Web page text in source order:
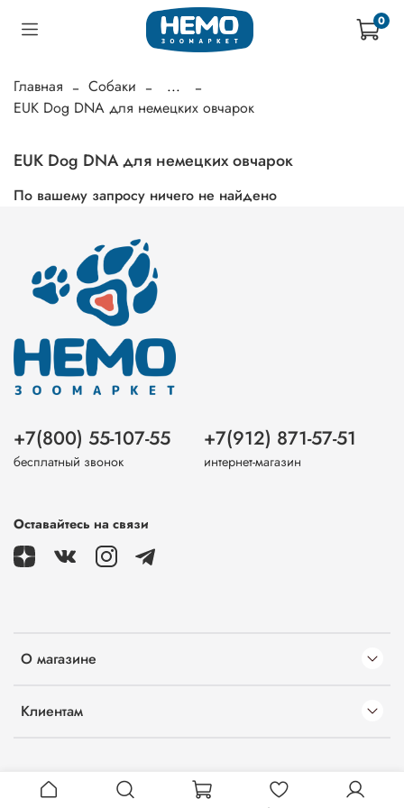
0
Главная Собаки
...
EUK Dog DNA для немецких овчарок
EUK Dog DNA для немецких овчарок
По вашему запросу ничего не найдено
О магазине
Клиентам
+7(800) 55-107-55
бесплатный звонок
+7(912) 871-57-51
интернет-магазин
Оставайтесь на связи